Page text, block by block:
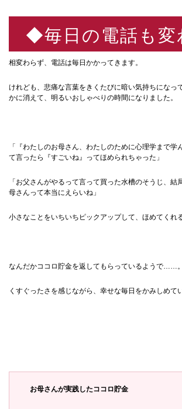
◆毎日の電話も変
相変わらず、電話は毎日かかってきます。
けれども、悲痛な言葉をきくたびに暗い気持ちになっ
かに消えて、明るいおしゃべりの時間になりました。
「『わたしのお母さん、わたしのために心理学まで学
て言ったら『すごいね』ってほめられちゃった」
「お父さんがやるって言って買った水槽のそうじ、結
母さんって本当にえらいね」
小さなことをいちいちピックアップして、ほめてくれ
なんだかココロ貯金を返してもらっているようで……。
くすぐったさを感じながら、幸せな毎日をかみしめて
お母さんが実践したココロ貯金